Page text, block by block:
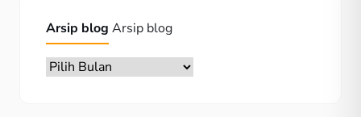
Arsip blog Arsip blog